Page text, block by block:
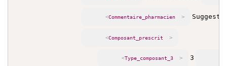
<Commentaire_pharmacien >
<Composant_prescrit >
<Type_composant_3 > 3